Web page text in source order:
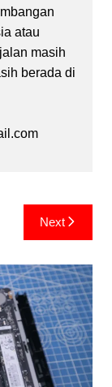
atau
masih
berada di
Next